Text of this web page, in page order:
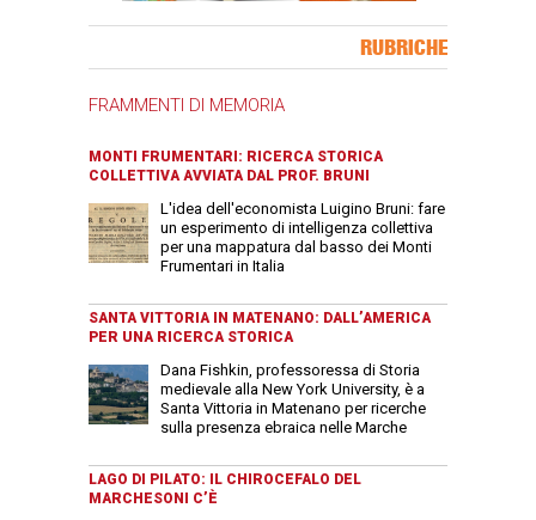
RUBRICHE
FRAMMENTI DI MEMORIA
MONTI FRUMENTARI: RICERCA STORICA
COLLETTIVA AVVIATA DAL PROF. BRUNI
L'idea dell'economista Luigino Bruni: fare
un esperimento di intelligenza collettiva
per una mappatura dal basso dei Monti
Frumentari in Italia
SANTA VITTORIA IN MATENANO: DALL’AMERICA
PER UNA RICERCA STORICA
Dana Fishkin, professoressa di Storia
medievale alla New York University, è a
Santa Vittoria in Matenano per ricerche
sulla presenza ebraica nelle Marche
LAGO DI PILATO: IL CHIROCEFALO DEL
MARCHESONI C’È